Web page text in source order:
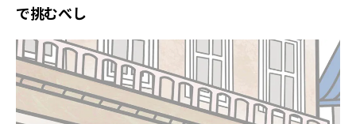
で挑むべし